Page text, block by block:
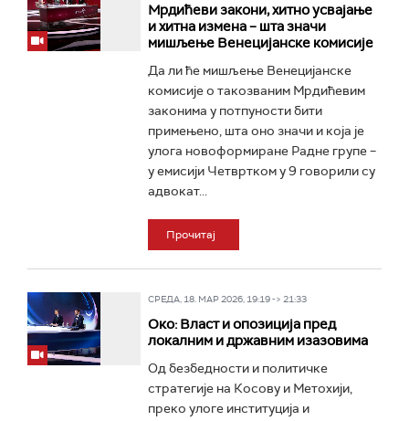
Мрдићеви закони, хитно усвајање
и хитна измена – шта значи
мишљење Венецијанске комисије
Да ли ће мишљење Венецијанске
комисије о такозваним Мрдићевим
законима у потпуности бити
примењено, шта оно значи и која је
улога новоформиране Радне групе –
у емисији Четвртком у 9 говорили су
адвокат...
Прочитај
СРЕДА, 18. МАР 2026, 19:19 -> 21:33
Око: Власт и опозиција пред
локалним и државним изазовима
Од безбедности и политичке
стратегије на Косову и Метохији,
преко улоге институција и